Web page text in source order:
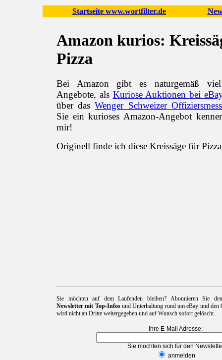
Startseite www.wortfilter.de
Amazon kurios:
Pizza
Bei Amazon gibt es naturgemäß
Angebote, als Kuriose Auktionen bei
über dasWenger Schweizer
Sie ein kurioses Amazon-Angebot
mir!
Originell finde ich diese Kreissäge für
Sie möchten auf dem Laufenden bleiben? Abonnieren Sie
Newsletter mit Top-Infosund Unterhaltung rund um eBay und den
wird nicht an Dritte weitergegeben und auf Wunsch sofort gelöscht.
Ihre E-Mail Adresse:
Sie möchten sich für den
anmelden